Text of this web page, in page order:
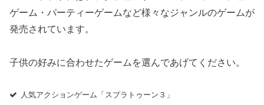
ゲーム・パーティーゲームなど様々なジャンルのゲームが
発売されています。
子供の好みに合わせたゲームを選んであげてください。
人気アクションゲーム「スプラトゥーン３」